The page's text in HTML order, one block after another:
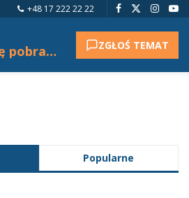
+48 17 222 22 22
Nie udało się pobrać tytułu. ZGŁOŚ TEMAT
Popularne